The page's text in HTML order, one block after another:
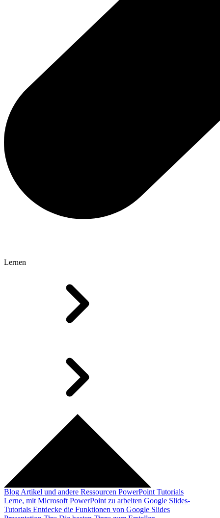
Lernen
Blog Artikel und andere Ressourcen PowerPoint Tutorials
Lerne, mit Microsoft PowerPoint zu arbeiten Google Slides-
Tutorials Entdecke die Funktionen von Google Slides